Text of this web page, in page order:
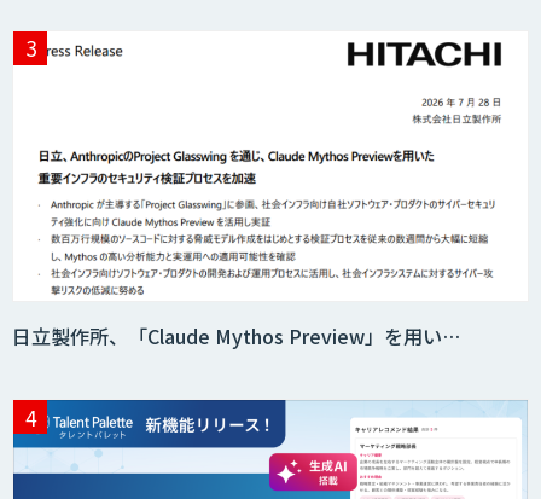
日立製作所、「Claude Mythos Preview」を用い…